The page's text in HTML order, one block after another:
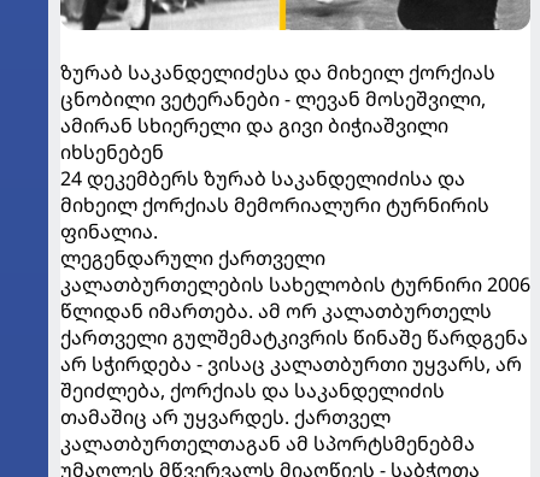
ზურაბ საკანდელიძესა და მიხეილ ქორქიას
ცნობილი ვეტერანები - ლევან მოსეშვილი,
ამირან სხიერელი და გივი ბიჭიაშვილი
იხსენებენ
24 დეკემბერს ზურაბ საკანდელიძისა და
მიხეილ ქორქიას მემორიალური ტურნირის
ფინალია.
ლეგენდარული ქართველი
კალათბურთელების სახელობის ტურნირი 2006
წლიდან იმართება. ამ ორ კალათბურთელს
ქართველი გულშემატკივრის წინაშე წარდგენა
არ სჭირდება - ვისაც კალათბურთი უყვარს, არ
შეიძლება, ქორქიას და საკანდელიძის
თამაშიც არ უყვარდეს. ქართველ
კალათბურთელთაგან ამ სპორტსმენებმა
უმაღლეს მწვერვალს მიაღწიეს - საბჭოთა